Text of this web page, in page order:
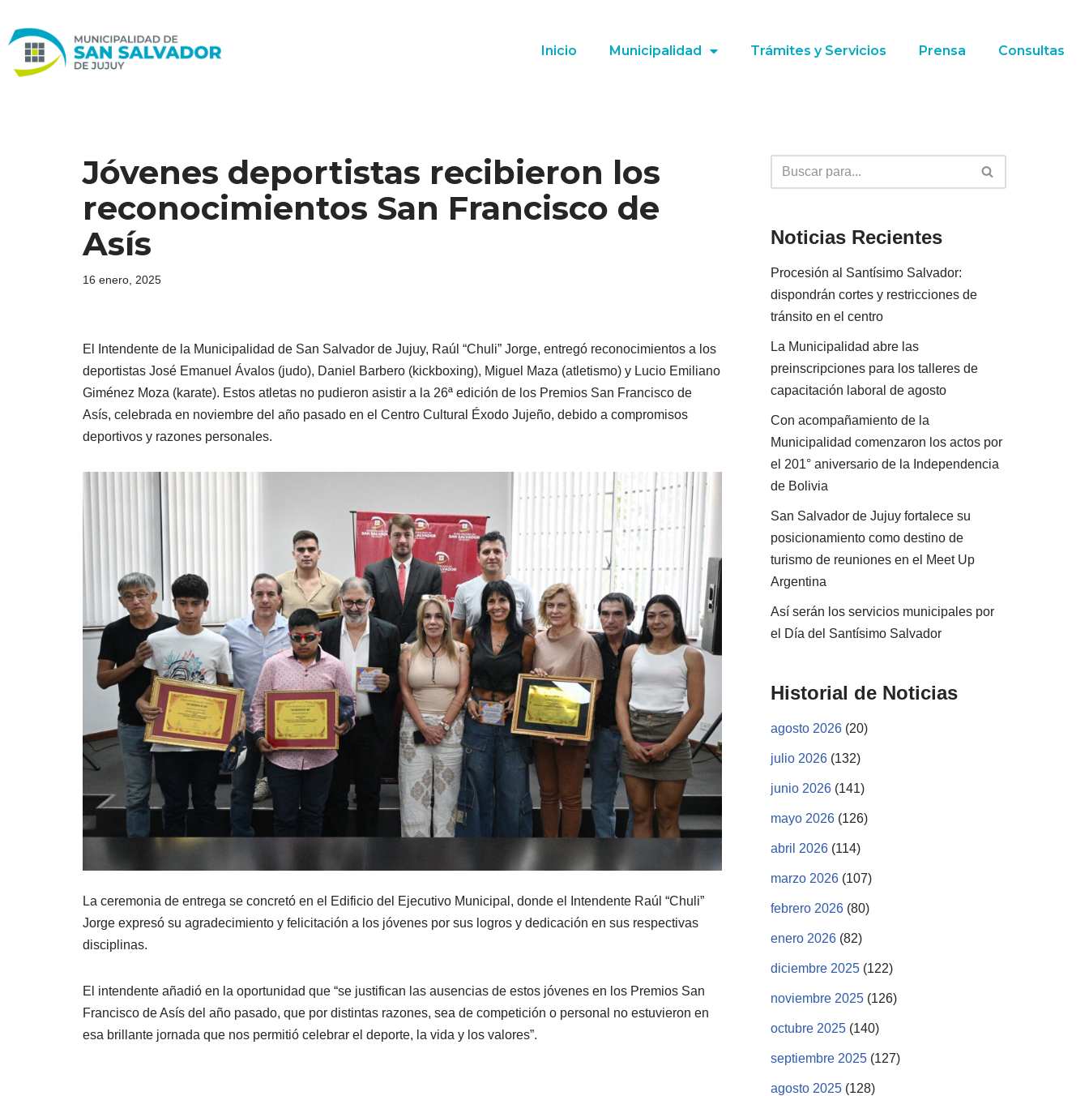
Ir
al
Inicio Municipalidad Trámites y Servicios Prensa Consultas
Jóvenes deportistas recibieron los
reconocimientos San Francisco de
Asís
16 enero, 2025
El Intendente de la Municipalidad de San Salvador de Jujuy, Raúl “Chuli” Jorge, entregó reconocimientos a los
deportistas José Emanuel Ávalos (judo), Daniel Barbero (kickboxing), Miguel Maza (atletismo) y Lucio Emiliano
Giménez Moza (karate). Estos atletas no pudieron asistir a la 26ª edición de los Premios San Francisco de
Asís, celebrada en noviembre del año pasado en el Centro Cultural Éxodo Jujeño, debido a compromisos
deportivos y razones personales.
La ceremonia de entrega se concretó en el Edificio del Ejecutivo Municipal, donde el Intendente Raúl “Chuli”
Jorge expresó su agradecimiento y felicitación a los jóvenes por sus logros y dedicación en sus respectivas
disciplinas.
El intendente añadió en la oportunidad que “se justifican las ausencias de estos jóvenes en los Premios San
Francisco de Asís del año pasado, que por distintas razones, sea de competición o personal no estuvieron en
esa brillante jornada que nos permitió celebrar el deporte, la vida y los valores”.
Noticias Recientes
Procesión al Santísimo Salvador:
dispondrán cortes y restricciones de
tránsito en el centro
La Municipalidad abre las
preinscripciones para los talleres de
capacitación laboral de agosto
Con acompañamiento de la
Municipalidad comenzaron los actos por
el 201° aniversario de la Independencia
de Bolivia
San Salvador de Jujuy fortalece su
posicionamiento como destino de
turismo de reuniones en el Meet Up
Argentina
Así serán los servicios municipales por
el Día del Santísimo Salvador
Historial de Noticias
agosto 2026 (20)
julio 2026 (132)
junio 2026 (141)
mayo 2026 (126)
abril 2026 (114)
marzo 2026 (107)
febrero 2026 (80)
enero 2026 (82)
diciembre 2025 (122)
noviembre 2025 (126)
octubre 2025 (140)
septiembre 2025 (127)
agosto 2025 (128)